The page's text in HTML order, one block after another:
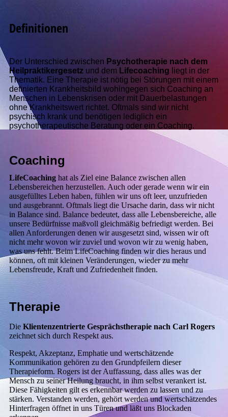
Definitionen
Der Unterschied zwischen Psychotherapie nach dem
Heilpraktikergesetz und dem Lifecoaching liegt in der
Thematik. Eine Therapie ist nötig bei Störungen mit einem
definierten Krankheitsbild wohingegen sich Coaching an
Menschen in Lebenskrisen oder mit Dauerbelastungen
ohne Krankheitswert richtet. Oftmals sind wir nicht
psychisch krank und benötigen lediglich ein
psychotherapeutische Beratung oder ein Coaching.
Coaching
LifeCoachinghat als Ziel eine Balance zwischen allen
Lebensbereichen herzustellen. Auch oder gerade wenn wir ein
ausgefülltes Leben haben, fühlen wir uns oft leer, unzufrieden
und ausgebrannt. Oftmals liegt die Ursache darin, dass wir nicht
in Balance sind. Balance bedeutet, dass alle Lebensbereiche, alle
unsere Bedürfnisse maßvoll gleichmäßig befriedigt werden. Bei
allen Anforderungen denen wir ausgesetzt sind, wissen wir oft
nicht mehr wovon wir zuviel und wovon wir zu wenig haben,
was uns fehlt. Beim LifeCoaching finden wir dies heraus und
können, oft mit kleinen Veränderungen, wieder zu mehr
Lebensfreude, Kraft und Zufriedenheit finden.
Therapie
Die Klientenzentrierte Gesprächstherapie nach Carl Rogers
zeichnet sich durch Respekt aus.
Respekt, Akzeptanz, Emphatie und wertschätzende
Kommunikation gehören zu den Grundpfeilern dieser
Therapieform. Rogers ist der Auffassung, dass alles was der
Mensch zu seiner Heilung braucht, in ihm selbst verankert ist.
Diese Fähigkeiten gilt es erkennbar werden zu lassen und zu
stärken. Verstanden werden, gehört werden und wertschätzendes
Hinterfragen öffnet in uns Türen und läßt uns Blockaden